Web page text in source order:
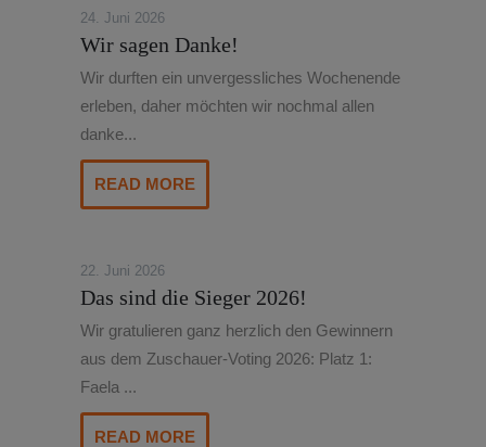
24. Juni 2026
Wir sagen Danke!
Wir durften ein unvergessliches Wochenende
erleben, daher möchten wir nochmal allen
danke...
READ MORE
22. Juni 2026
Das sind die Sieger 2026!
Wir gratulieren ganz herzlich den Gewinnern
aus dem Zuschauer-Voting 2026: Platz 1:
Faela ...
READ MORE